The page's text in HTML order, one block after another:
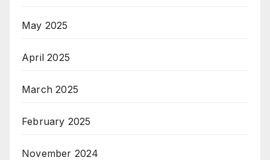
May 2025
April 2025
March 2025
February 2025
November 2024